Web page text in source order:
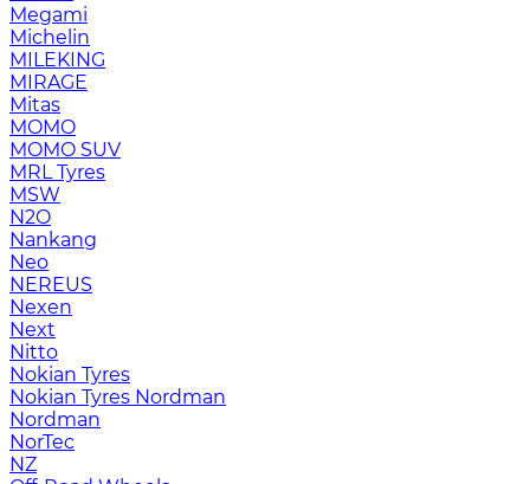
Megami
Michelin
MILEKING
MIRAGE
Mitas
MOMO
MOMO SUV
MRL Tyres
MSW
N2O
Nankang
Neo
NEREUS
Nexen
Next
Nitto
Nokian Tyres
Nokian Tyres Nordman
Nordman
NorTec
NZ